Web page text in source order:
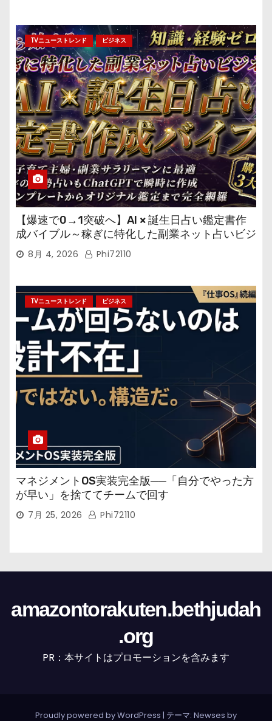
TVニューストレンド ビジネス
【爆速で0→1突破へ】AI × 誕生日占い鑑定書作
成バイブル～稼ぎに特化した副業ネット占いビジ
ネス8月 4, 2026 Phi72110
TVニューストレンド ビジネス
マネジメントOS実装完全版──「自分でやった方
が早い」を捨ててチームで回す
7月 25, 2026 Phi72110
amazontorakuten.bethjudah
.org
PR：本サイトはプロモーションを含みます
Proudly powered by WordPress | テーマ: Newses by